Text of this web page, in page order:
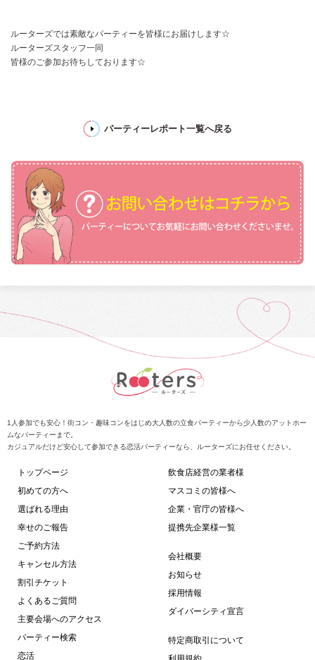
ルーターズでは素敵なパーティーを皆様にお届けします☆
ルーターズスタッフ一同
皆様のご参加お待ちしております☆
パーティーレポート一覧へ戻る
1人参加でも安心！街コン・趣味コンをはじめ大人数の立食パーティーから少人数のアットホー
ムなパーティーまで。
カジュアルだけど安心して参加できる恋活パーティーなら、ルーターズにお任せください。
トップページ
初めての方へ
選ばれる理由
幸せのご報告
ご予約方法
キャンセル方法
割引チケット
よくあるご質問
主要会場へのアクセス
パーティー検索
恋活
飲食店経営の業者様
マスコミの皆様へ
企業・官庁の皆様へ
提携先企業様一覧
会社概要
お知らせ
採用情報
ダイバーシティ宣言
特定商取引について